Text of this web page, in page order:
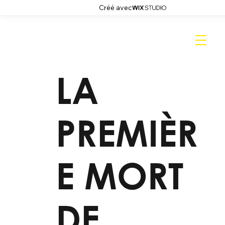
Créé avec
LA
PREMIÈR
E MORT